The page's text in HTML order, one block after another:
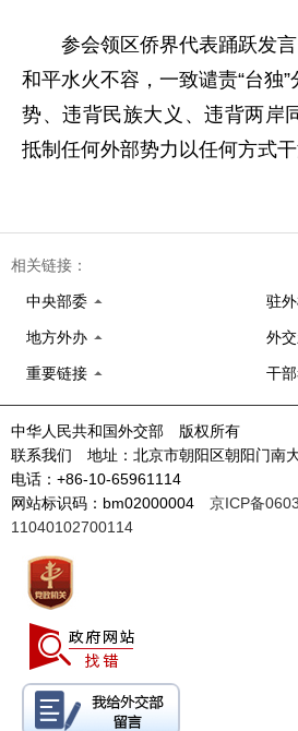
参会领区侨界代表踊跃发
和平水火不容， 一致谴责“台独
势、违背民族大义、违背两岸
抵制任何外部势力以任何方式干
相关链接：
中央部委 驻
地方外办 外
重要链接 干
中华人民共和国外交部 版权所有
联系我们 地址：北京市朝阳区朝阳门
电话：+86-10-65961114
网站标识码：bm02000004 京ICP备
11040102700114